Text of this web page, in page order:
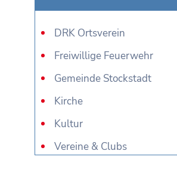
DRK Ortsverein
Freiwillige Feuerwehr
Gemeinde Stockstadt
Kirche
Kultur
Vereine & Clubs